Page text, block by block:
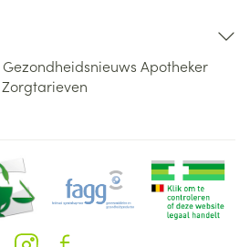
Gezondheidsnieuws Apotheker
Zorgtarieven